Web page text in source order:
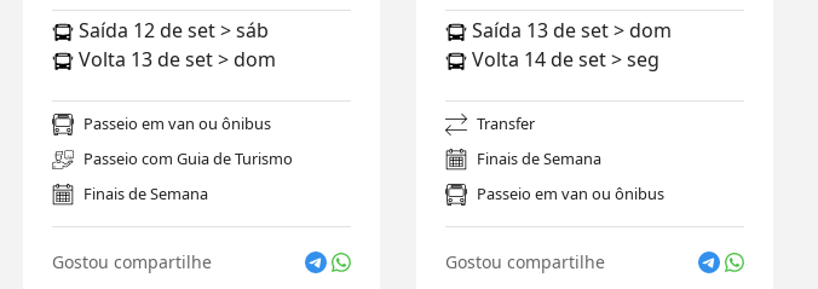
Saída 12 de set > sáb
Volta 13 de set > dom
Passeio em van ou ônibus
Passeio com Guia de Turismo
Finais de Semana
Gostou compartilhe
Saída 13 de set > dom
Volta 14 de set > seg
Transfer
Finais de Semana
Passeio em van ou ônibus
Gostou compartilhe